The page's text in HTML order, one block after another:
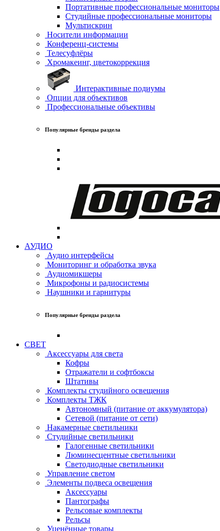
Портативные профессиональные мониторы
Студийные профессиональные мониторы
Мультискрин
Носители информации
Конференц-системы
Телесуфлёры
Хромакеинг, цветокоррекция
Интерактивные подиумы
Опции для объективов
Профессиональные объективы
Популярные бренды раздела
АУДИО
Аудио интерфейсы
Мониторинг и обработка звука
Аудиомикшеры
Микрофоны и радиосистемы
Наушники и гарнитуры
Популярные бренды раздела
СВЕТ
Аксессуары для света
Кофры
Отражатели и софтбоксы
Штативы
Комплекты студийного освещения
Комплекты ТЖК
Автономный (питание от аккумулятора)
Сетевой (питание от сети)
Накамерные светильники
Студийные светильники
Галогенные светильники
Люминесцентные светильники
Светодиодные светильники
Управление светом
Элементы подвеса освещения
Аксессуары
Пантографы
Рельсовые комплекты
Рельсы
Уценённые товары